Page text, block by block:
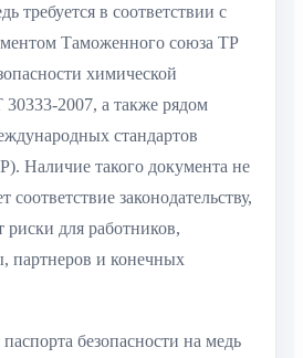
требуется в соответствии с
Таможенного союза ТР
химической
2007, а также рядом
стандартов
Наличие такого документа не
соответствие законодательству,
для работников,
партнеров и конечных
безопасности на медь